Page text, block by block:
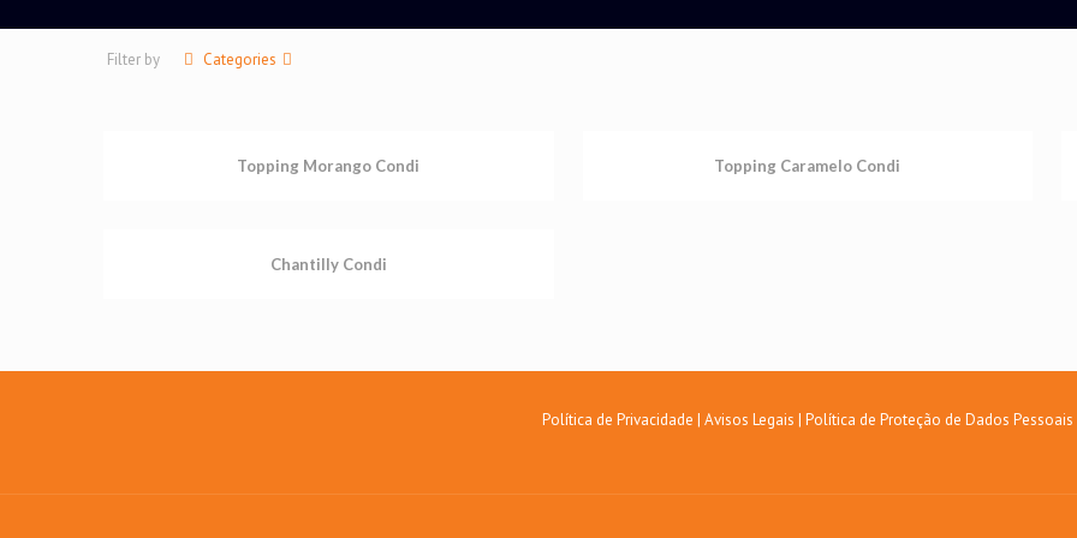
Filter by Categories
Topping Morango Condi Topping Caramelo Condi
Chantilly Condi
Política de Privacidade | Avisos Legais | Política de Proteção de Dados Pessoais